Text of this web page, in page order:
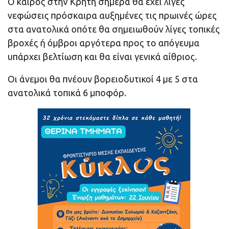
νεφώσεις πρόσκαιρα αυξημένες τις πρωινές ώρες
στα ανατολικά οπότε θα σημειωθούν λίγες τοπικές
βροχές ή όμβροι αργότερα προς το απόγευμα
υπάρχει βελτίωση και θα είναι γενικά αίθριος.
Οι άνεμοι θα πνέουν βορειοδυτικοί 4 με 5 στα
ανατολικά τοπικά 6 μποφόρ.